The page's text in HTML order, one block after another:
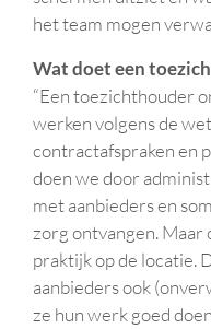
het team mogen
Wat doet een
“Een toezichthouder
werken volgens de
contractafspraken en
doen we door
met aanbieders en
zorg ontvangen. Maar
praktijk op de locatie.
aanbieders ook
ze hun werk goed